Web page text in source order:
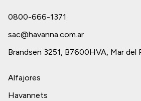
0800-666-1371
sac@havanna.com.ar
Brandsen 3251, B7600HVA, Mar del
Alfajores
Havannets